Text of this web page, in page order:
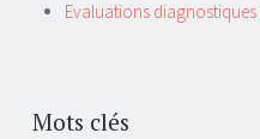
Evaluations diagnostiques
Mots clés